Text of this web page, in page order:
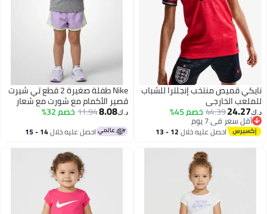
نايكي قميص منتخب إنجلترا للشباب
للملعب الخارجي
د.ك‏24.27
44.39خصم 45%
أقل سعر في 7 يوم
أقل سعر في 7 يوماحصل عليه خلال 12 - 13
Nike طفلة صغيرة 2 قطع تي شيرت
قصير الأكمام مع شورت مع شعار
العلامة التجارية، متعدد الألوان
د.ك‏8.08
11.94خصم 32%
احصل عليه خلال 14 - 15